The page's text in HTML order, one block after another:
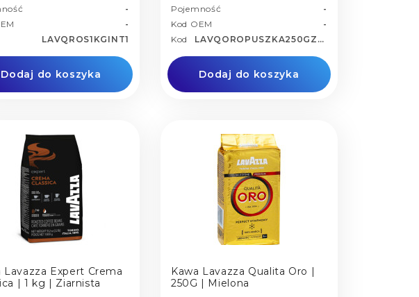
-
-
LAVQROS1KGINT1
Dodaj do koszyka
Pojemność
-
Kod OEM
-
Kod
LAVQOROPUSZKA250GZAC
Dodaj do koszyka
Lavazza Expert Crema
| 1 kg | Ziarnista
Kawa Lavazza Qualita Oro |
250G | Mielona